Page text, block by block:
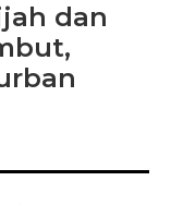
dan